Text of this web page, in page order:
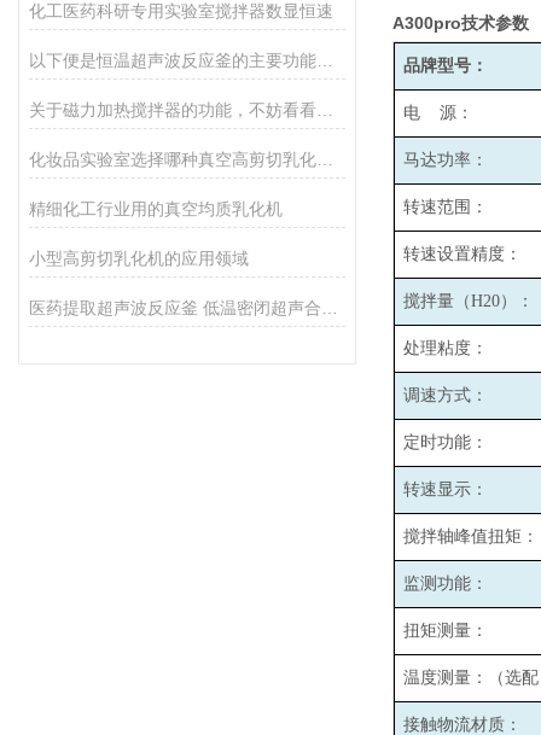
化工医药科研专用实验室搅拌器数显恒速
精细化工行业用的真空均质乳化机
小型高剪切乳化机的应用领域
A300pro技术参数
品牌型号：
电 源：
马达功率：
转速范围：
转速设置精度：
搅拌量（H20）：
处理粘度：
调速方式：
定时功能：
转速显示：
搅拌轴峰值扭矩：
监测功能：
扭矩测量：
温度测量：（选
接触物流材质：